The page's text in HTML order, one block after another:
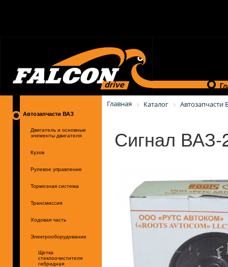
Автозапчасти ВАЗ
Двигатель и основные
элементы двигателя
Кузов
Рулевое управление
Тормозная система
Трансмиссия
Ходовая часть
Электрооборудование
Щетка
стеклоочистителя
гибридная
Главная Каталог Автозапчасти
Сигнал